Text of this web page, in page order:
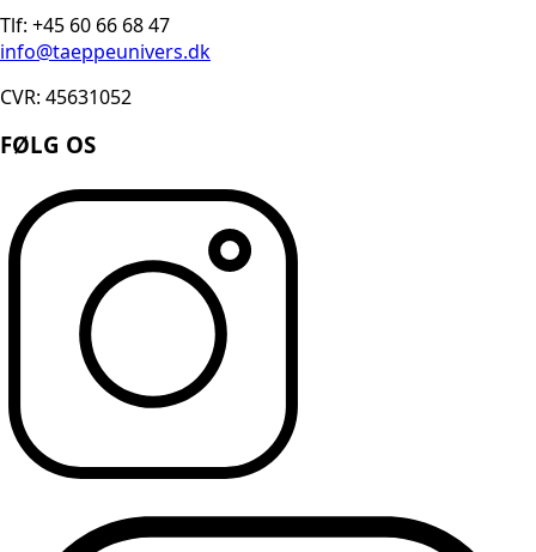
Tlf: +45 60 66 68 47
info@taeppeunivers.dk
CVR: 45631052
FØLG OS